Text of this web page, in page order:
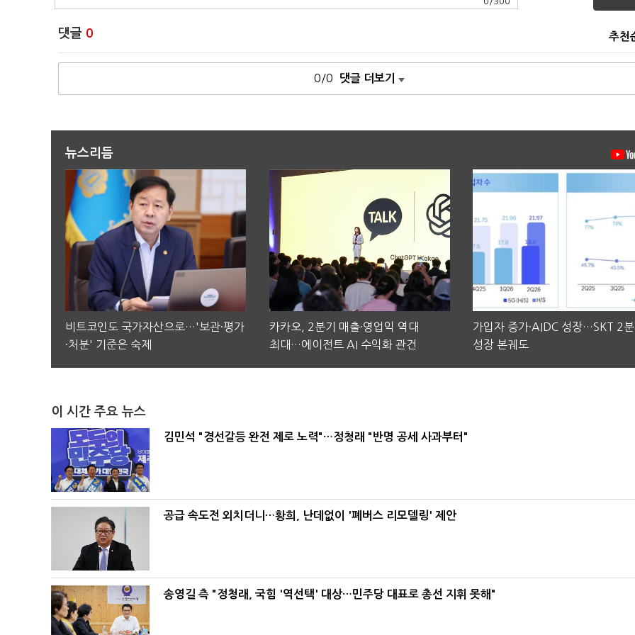
댓글 0 추천
0/0 댓글 더보기
뉴스리듬
비트코인도 국가자산으로…'보관·평가
·처분' 기준은 숙제
카카오, 2분기 매출·영업익 역대
최대…에이전트 AI 수익화 관건
가입자 증가·AIDC 성장…SKT 2
성장 본궤도
이 시간 주요 뉴스
김민석 "경선갈등 완전 제로 노력"…정청래 "반명 공세 사과부터"
공급 속도전 외치더니…황희, 난데없이 '폐버스 리모델링' 제안
송영길 측 "정청래, 국힘 '역선택' 대상…민주당 대표로 총선 지휘 못해"